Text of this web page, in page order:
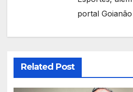
portal
Related Post